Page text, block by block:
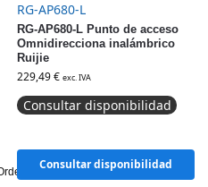
RG-AP680-L
RG-AP680-L Punto de acceso
Omnidirecciona inalámbrico
Ruijie
229,49€ exc. IVA
Consultar disponibilidad
Consultar disponibilidad